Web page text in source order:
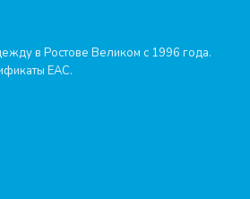
в Ростове Великом с 1996 года.
ЕАС.